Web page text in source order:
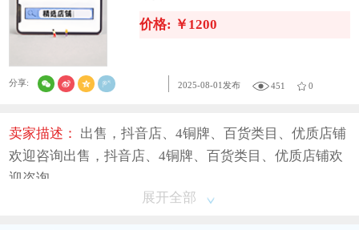
价格: ￥1200
分享: 2025-08-01发布 451 0
卖家描述：
出售，抖音店、4铜牌、百货类目、优质店铺
欢迎咨询出售，抖音店、4铜牌、百货类目、优质店铺欢
迎咨询
展开全部